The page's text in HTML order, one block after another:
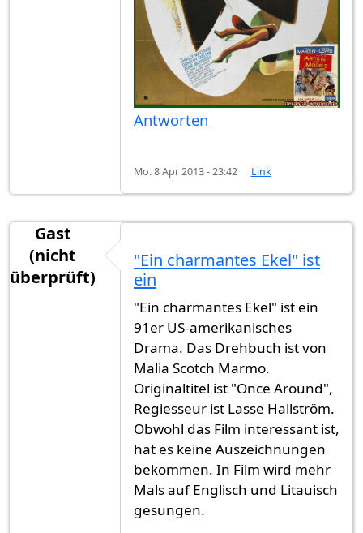
Antworten
Mo. 8 Apr 2013 - 23:42 Link
Gast
(nicht
überprüft)
"Ein charmantes Ekel" ist
ein
"Ein charmantes Ekel" ist ein
91er US-amerikanisches
Drama. Das Drehbuch ist von
Malia Scotch Marmo.
Originaltitel ist "Once Around",
Regiesseur ist Lasse Hallström.
Obwohl das Film interessant ist,
hat es keine Auszeichnungen
bekommen. In Film wird mehr
Mals auf Englisch und Litauisch
gesungen.